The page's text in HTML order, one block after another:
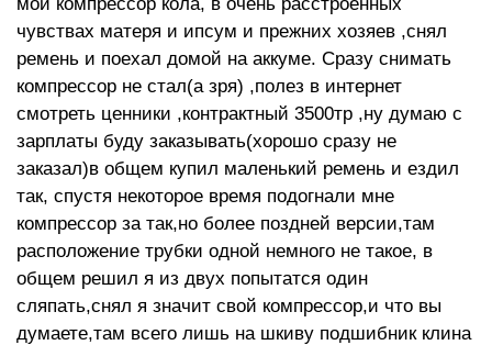
чувствах матеря и ипсум и прежних хозяев ,снял
ремень и поехал домой на аккуме. Сразу снимать
компрессор не стал(а зря) ,полез в интернет
смотреть ценники ,контрактный 3500тр ,ну думаю с
зарплаты буду заказывать(хорошо сразу не
заказал)в общем купил маленький ремень и ездил
так, спустя некоторое время подогнали мне
компрессор за так,но более поздней версии,там
расположение трубки одной немного не такое, в
общем решил я из двух попытатся один
сляпать,снял я значит свой компрессор,и что вы
думаете,там всего лишь на шкиву подшибник клина